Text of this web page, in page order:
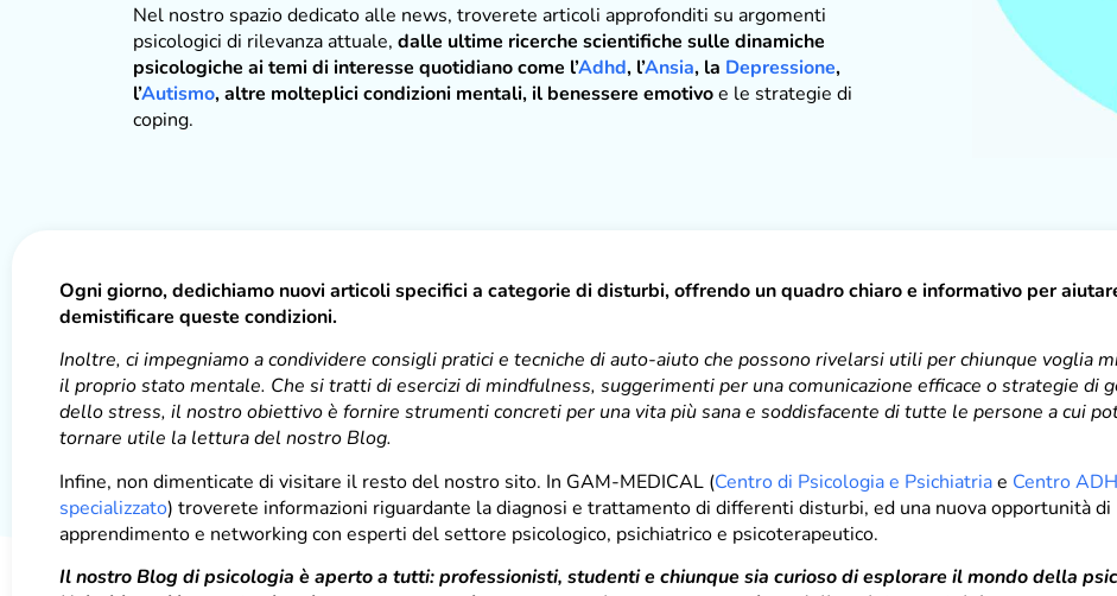
Nel nostro spazio dedicato alle news, troverete articoli approfonditi su argomenti
psicologici di rilevanza attuale, dalle ultime ricerche scientifiche sulle dinamiche
psicologiche ai temi di interesse quotidiano come l’Adhd, l’Ansia, la Depressione,
l’Autismo, altre molteplici condizioni mentali, il benessere emotivoe le strategie di
coping.
Ogni giorno, dedichiamo nuovi articoli specifici a categorie di disturbi, offrendo un quadro chiaro e informativo per
demistificare queste condizioni.
Inoltre, ci impegniamo a condividere consigli pratici e tecniche di auto-aiuto che possono rivelarsi utili per chiunque voglia
il proprio stato mentale. Che si tratti di esercizi di mindfulness, suggerimenti per una comunicazione efficace o strategie di
dello stress, il nostro obiettivo è fornire strumenti concreti per una vita più sana e soddisfacente di tutte le persone a cui
tornare utile la lettura del nostro Blog.
Infine, non dimenticate di visitare il resto del nostro sito. In GAM-MEDICAL (Centro di Psicologia e Psichiatriae Centro
specializzato) troverete informazioni riguardante la diagnosi e trattamento di differenti disturbi, ed una nuova opportunità di
apprendimento e networking con esperti del settore psicologico, psichiatrico e psicoterapeutico.
Il nostro Blog di psicologia è aperto a tutti: professionisti, studenti e chiunque sia curioso di esplorare il mondo della